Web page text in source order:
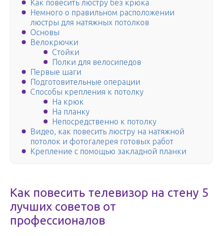
Как повесить люстру без крюка
Немного о правильном расположении
люстры для натяжных потолков
Основы
Велокрючки
Стойки
Полки для велосипедов
Первые шаги
Подготовительные операции
Способы крепления к потолку
На крюк
На планку
Непосредственно к потолку
Видео, как повесить люстру на натяжной
потолок и фотогалерея готовых работ
Крепление с помощью закладной планки
Как повесить телевизор на стену 5
лучших советов от
профессионалов